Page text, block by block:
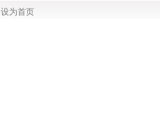
设为首页